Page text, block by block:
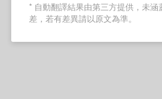
* 自動翻譯結果由第三方提供，未
差，若有差異請以原文為準。